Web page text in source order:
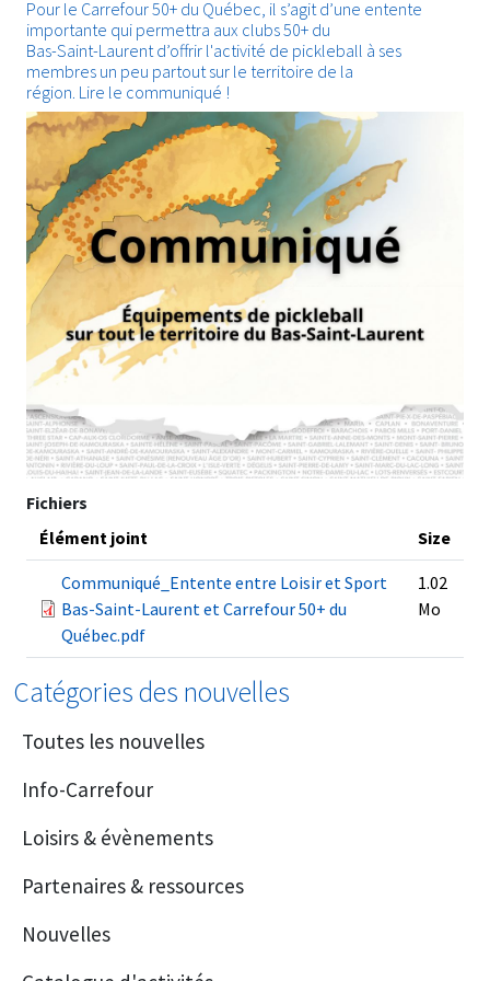
Catégories des nouvelles
Toutes les nouvelles
Info-Carrefour
Loisirs & évènements
Partenaires & ressources
Nouvelles
Pour le Carrefour 50+ du Québec, il s’agit d’une entente
importante qui permettra aux clubs 50+ du
Bas-Saint-Laurent d’offrir l'activité de pickleball à ses
membres un peu partout sur le territoire de la
région. Lire le communiqué !
Fichiers
Élément joint
Size
Communiqué_Entente entre Loisir et Sport
Bas-Saint-Laurent et Carrefour 50+ du
Québec.pdf
1.02
Mo